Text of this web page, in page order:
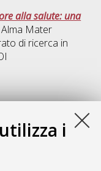
i
alla salute: una
Mater
di ricerca in
attraverso
di